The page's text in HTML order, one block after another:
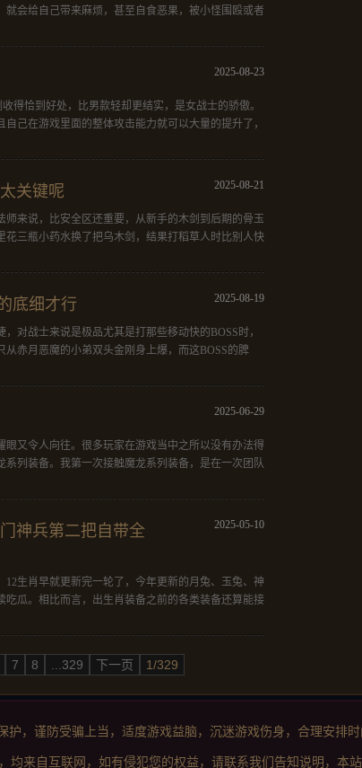
会给自己带来麻烦，甚至自食恶果，被小怪围殴或者
得恰到好处，比男款轻却更结实，是女战士的骄傲。
己在游戏里面的整体攻击能力就可以大量的提升了，
2025-08-23
关键呢
来说，比安全区还重要，从新手的木剑到后期的骨玉
三瓶小药水换了把乌木剑，结果打稻草人时比别人快
2025-08-21
底细才行
对战士来说是极品尤其是打那些移动快的BOSS时，
赤月恶魔的小弟双头金刚身上爆，而这BOSS的脾
2025-08-19
又令人向往。很多玩家在游戏当中之所以没有办法得
列装备。我第一次接触魔龙系列装备，是在一次团队
2025-06-29
神兵第二把自带全
生肖早就更新完一轮了，今年更新的月兔、玉兔、神
瓜。相比而言，出生肖装备之前的各类装备还算能接
2025-05-10
7 8 ...329 下一页 1/329
护，谨防受骗上当，适度游戏益脑，沉迷游戏伤身，合理安排时
均来自互联网，如有侵犯您的权益，请联系我们告知说明，本站